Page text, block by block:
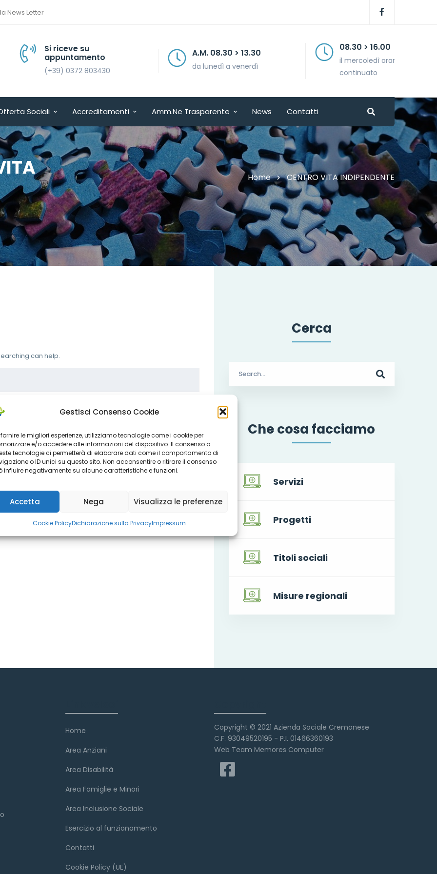
Gestisci Consenso Cookie
fornire le migliori esperienze, utilizziamo tecnologie come i cookie per
e/o accedere alle informazioni del dispositivo. Il consenso a
tecnologie ci permetterà di elaborare dati come il comportamento di
o ID unici su questo sito. Non acconsentire o ritirare il consenso
influire negativamente su alcune caratteristiche e funzioni.
Accetta Nega Visualizza le preferenze
Cookie PolicyDichiarazione sulla PrivacyImpressum
News Letter
Si riceve su
appuntamento
(+39) 0372 803430
A.M. 08.30 > 13.30
da lunedì a venerdì
08.30 > 16.00
il mercoledì orario
Sociali Accreditamenti Amm.ne Trasparente News Contatti
Home CENTRO VITA INDIPENDENTE
can help.
Cerca
for:
Che cosa facciamo
Servizi
Progetti
Titoli sociali
Misure regionali
Home
Area Anziani
Area Disabilità
Area Famiglie e Minori
Area Inclusione Sociale
Esercizio al funzionamento
Contatti
Cookie Policy (UE)
Copyright © 2021 Azienda Sociale Cremonese
C.F. 93049520195 - P.I. 01466360193
Web Team Memores Computer